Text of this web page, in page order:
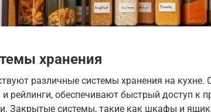
хранения
различные системы хранения на кухне.
и рейлинги, обеспечивают быстрый доступ к
Закрытые системы, такие как шкафы и